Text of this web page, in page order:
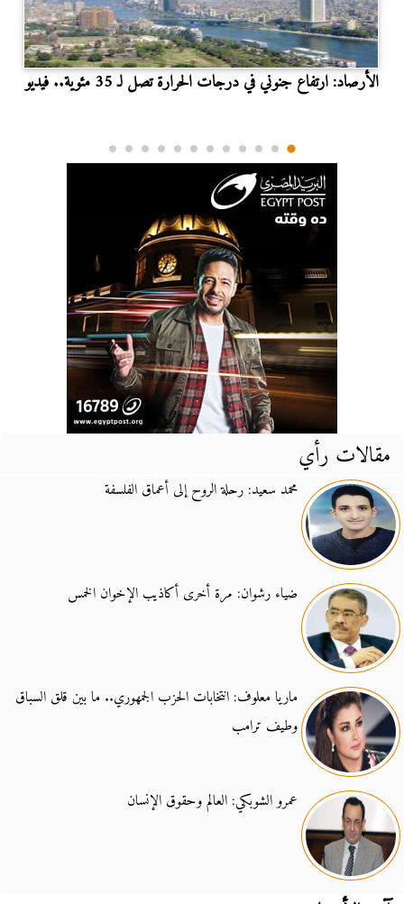
الأرصاد: ارتفاع جنوني في درجات الحرارة تصل لـ 35 مئوية.. فيديو
مقالات رأي
محمد سعيد: رحلة الروح إلى أعماق الفلسفة
ضياء رشوان: مرة أخرى أكاذيب الإخوان الخمس
ماريا معلوف: انتخابات الحزب الجمهوري.. ما بين قلق السباق
وطيف ترامب
عمرو الشوبكي: العالم وحقوق الإنسان